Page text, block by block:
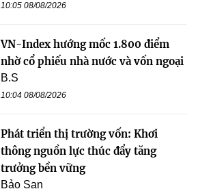
10:05 08/08/2026
VN-Index hướng mốc 1.800 điểm
nhờ cổ phiếu nhà nước và vốn ngoại
B.S
10:04 08/08/2026
Phát triển thị trường vốn: Khơi
thông nguồn lực thúc đẩy tăng
trưởng bền vững
Bảo San